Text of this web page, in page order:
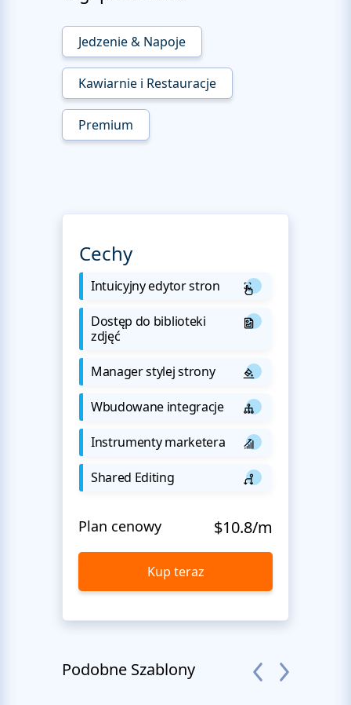
Jedzenie & Napoje
Kawiarnie i Restauracje
Premium
Cechy
Intuicyjny edytor stron
Dostęp do biblioteki
zdjęć
Manager stylej strony
Wbudowane integracje
Instrumenty marketera
Shared Editing
Plan cenowy $10.8/m
Kup teraz
Podobne Szablony